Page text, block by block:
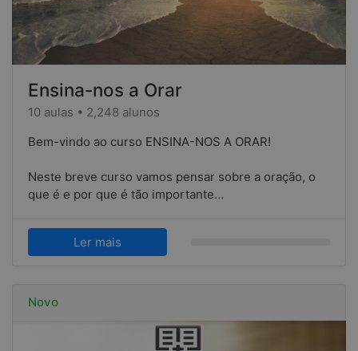
Ensina-nos a Orar
10 aulas • 2,248 alunos
Bem-vindo ao curso ENSINA-NOS A ORAR!
Neste breve curso vamos pensar sobre a oração, o
que é e por que é tão importante…
Ler mais
Novo